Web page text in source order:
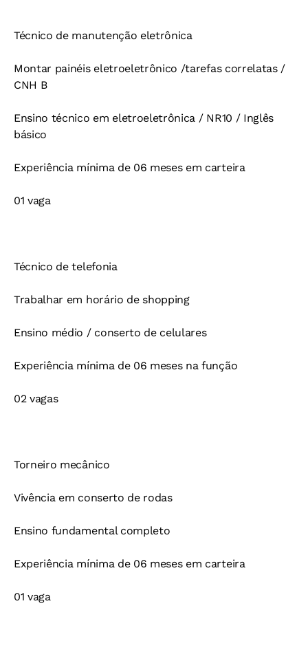
Técnico de manutenção eletrônica
Montar painéis eletroeletrônico /tarefas correlatas /
CNH B
Ensino técnico em eletroeletrônica / NR10 / Inglês
básico
Experiência mínima de 06 meses em carteira
01 vaga
Técnico de telefonia
Trabalhar em horário de shopping
Ensino médio / conserto de celulares
Experiência mínima de 06 meses na função
02 vagas
Torneiro mecânico
Vivência em conserto de rodas
Ensino fundamental completo
Experiência mínima de 06 meses em carteira
01 vaga